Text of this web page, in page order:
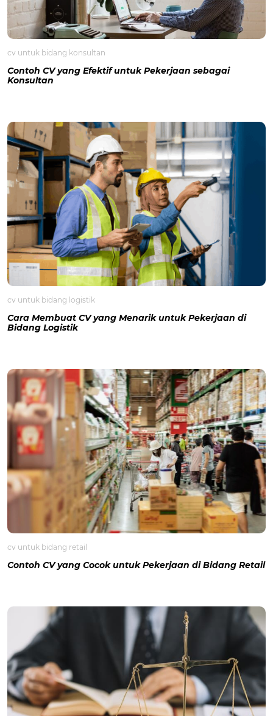
cv untuk bidang konsultan
Contoh CV yang Efektif untuk Pekerjaan sebagai
Konsultan
cv untuk bidang logistik
Cara Membuat CV yang Menarik untuk Pekerjaan di
Bidang Logistik
cv untuk bidang retail
Contoh CV yang Cocok untuk Pekerjaan di Bidang Retail